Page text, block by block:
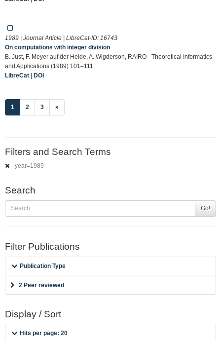
1989 | Journal Article | LibreCat-ID: 16743
On computations with integer division
B. Just, F. Meyer auf der Heide, A. Wigderson, RAIRO - Theoretical Informatics
and Applications (1989) 101–111.
LibreCat | DOI
1 (current)
2 3 »
Filters and Search Terms
year=1989
Search
Go!
Filter Publications
Publication Type
2 Peer reviewed
Display / Sort
Hits per page: 20